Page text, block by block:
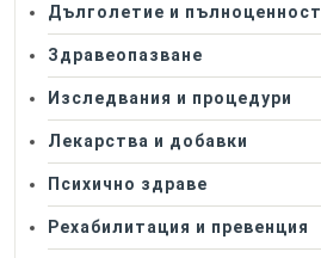
Дълголетие и пълноценност
Здравеопазване
Изследвания и процедури
Лекарства и добавки
Психично здраве
Рехабилитация и превенция